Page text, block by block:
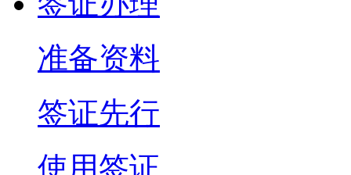
准备资料
签证先行
使用签证